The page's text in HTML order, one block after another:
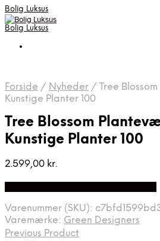
Bolig Luksus
Bolig Luksus
Forside / Nyheder / Tree
Kunstige Planter 100
Tree Blossom
Kunstige Planter 100
2.599,00 kr.
Varenummer (SKU):
Varemærke: Green Designers
Previous Product